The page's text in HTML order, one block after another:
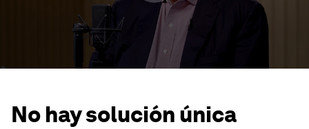
No hay solución única